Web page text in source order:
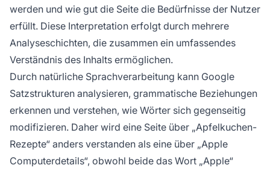
werden und wie gut die Seite die Bedürfnisse der Nutzer
erfüllt. Diese Interpretation erfolgt durch mehrere
Analyseschichten, die zusammen ein umfassendes
Verständnis des Inhalts ermöglichen.
Durch natürliche Sprachverarbeitung kann Google
Satzstrukturen analysieren, grammatische Beziehungen
erkennen und verstehen, wie Wörter sich gegenseitig
modifizieren. Daher wird eine Seite über „Apfelkuchen-
Rezepte“ anders verstanden als eine über „Apple
Computerdetails“, obwohl beide das Wort „Apple“